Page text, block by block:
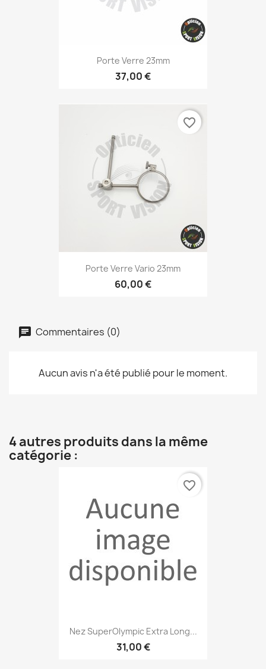
Porte Verre 23mm
37,00 €
Porte Verre Vario 23mm
60,00 €
favorite_border
Commentaires (0)
Aucun avis n'a été publié pour le moment.
4 autres produits dans la même
catégorie :
Nez SuperOlympic Extra Long...
31,00 €
favorite_border